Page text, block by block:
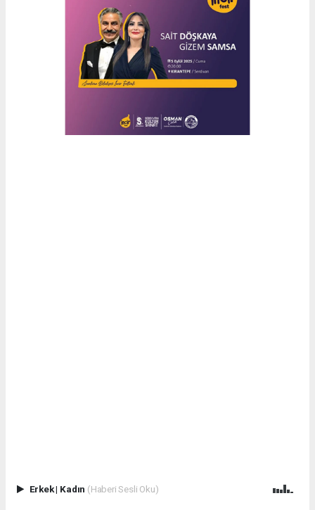
Erkek| Kadın (Haberi Sesli Oku)